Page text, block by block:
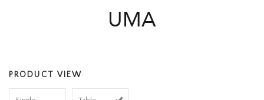
ACCESSOIRES
UMA
PRODUCT VIEW